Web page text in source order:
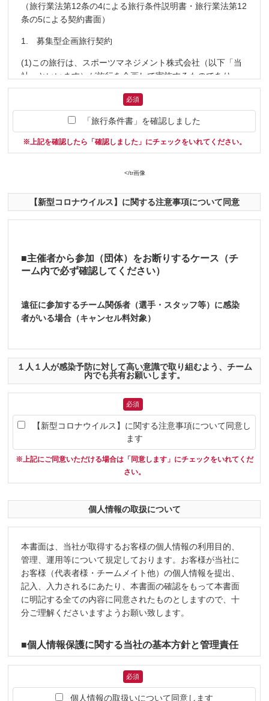
（旅行業法第12条の4による旅行条件説明書・旅行業法第12
条の5による契約書面）
1. 募集型企画旅行契約
(1)この旅行は、スポーツマネジメント株式会社（以下「当
社」といいます）が旅行を企画して実施するものであり、
お客様は当社と募集型企画旅行契約（以下「旅行契約」と
いいます）を締結することになります。
(2)契約の内容・条件は、大会募集チラシまたはWeb上の大
会詳細ページ、本書面、出発前にお渡しする最終案内と称
(1)申込書に所定の事項を記入し、申込金を添えてお申し込
みいただきます。申込金は旅行代金または取消料、違約料
ます。
があります。この場合、予約の時点では契約は成立してお
らず、当社が予約の承諾の旨を通知した日の翌日から起算
期間内に申込金の支払いがなされない場合は、当社は予約
がなかったものとして取扱うことがあります。
(3)団体・グループで旅行されるお客様は、責任ある代表
者・担当者（以下「契約責任者」といいます）を定めてお
申し込みいただきます。当社は、契約責任者がお申し込み
の旅行契約の締結及び解除等に関する一切の代理権を有し
(4)契約責任者は、当社が定める日までに、団体・グループ
の構成者（以下「構成者」といいます）の名簿を当社に提
出しなければなりません。
(5)当社は、契約責任者が構成者に対して現に負い、または
将来負うことが予測される債務または義務については、何
(6)当社は、契約責任者が団体・グループに同行しない場
合、旅行開始後においては、予め契約責任者が選任した構
成者を契約責任者とみなします。
(7)お申し込みの段階で、最大募集チーム数に達している、
満席、満室その他の事由で旅行契約の締結が直ちにできな
確認したうえで、お待ちいただくことがございます（以下
この状態のことを「キャンセル待ち」といいます）。この
場合、お客様をキャンセル待ちのお客様として登録し、予
約可能となるよう、手配努力をいたします。この場合でも
当社は申込金を申し受けます。（キャンセル待ちの登録は
必須
「旅行条件書」を確認しました
※上記を確認したら「確認しました」にチェックをいれてください。
</tr画像
【新型コロナウイルス】に関する注意事項について同意
■主催者から参加（団体）をお断りするケース（チ
ーム内で必ず確認してください）
遠征に参加するチーム関係者（選手・スタッフ等）に感染
者がいる場合（キャンセル料対象）
■主催者から参加（個人）をお断りするケース（チ
ーム内で必ず確認してください）
1 新型コロナウイルスに感染している場合
2 大会初日から起算して過去２週間以内に海外への渡航歴が
ある場合
3 大会初日から起算して過去２週間以内に濃厚接触者と特定
された場合
4 大会初日から起算して過去２週間以内に37.5℃以上の発熱
がある、喉の痛み、咳（１週間前後）強いだるさ（倦怠
感）等の症状がある場合
5 同居する家族に、上記①～④の症状がある場合
■大会前・大会中の中止判断について
1 新型コロナウイルス感染拡大を考慮し、大会主催者が大会
中止と判断した場合（キャンセル料対象外）
2 大会中に、選手及び関係者から『陽性者』がでた場合（キ
ャンセル料対象）
→ 【遠征を取り止めるチーム】・・・既宿泊分の100％と
残り参加費キャンセル料50％×日数
■大会期間中に発熱者が出た場合
１人１人が感染予防に対して高い意識で取り組むよう、チーム
内でも共有お願いします。
必須
【新型コロナウイルス】に関する注意事項について同意し
ます
※上記にご同意いただける場合は「同意します」にチェックをいれてくだ
さい。
個人情報の取扱について
本書面は、当社が取得するお客様の個人情報の利用目的、
管理、運用等について規定しております。お客様が当社に
お客様（代表者様・チームメイト他）の個人情報を提出、
記入、入力されるにあたり、本書面の確認をもって本書面
に明記する全ての内容に同意されたものとしますので、十
分ご理解くださいますようお願い致します。
■個人情報保護に関する当社の基本方針と管理責任
者
当社は、企業理念に基づく当社業務において当社が取扱う
全ての個人情報の保護についての社会的責務を十分に認識
必須
個人情報の取扱いについて同意します